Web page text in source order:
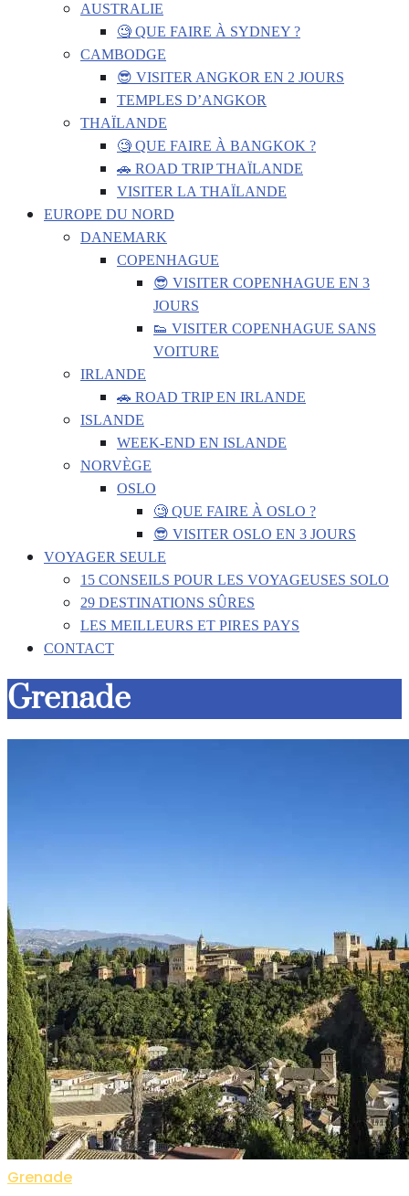
AUSTRALIE
🧐 QUE FAIRE À SYDNEY ?
CAMBODGE
😎 VISITER ANGKOR EN 2 JOURS
TEMPLES D’ANGKOR
THAÏLANDE
🧐 QUE FAIRE À BANGKOK ?
🚗 ROAD TRIP THAÏLANDE
VISITER LA THAÏLANDE
EUROPE DU NORD
DANEMARK
COPENHAGUE
😎 VISITER COPENHAGUE EN 3
JOURS
👟 VISITER COPENHAGUE SANS
VOITURE
IRLANDE
🚗 ROAD TRIP EN IRLANDE
ISLANDE
WEEK-END EN ISLANDE
NORVÈGE
OSLO
🧐 QUE FAIRE À OSLO ?
😎 VISITER OSLO EN 3 JOURS
VOYAGER SEULE
15 CONSEILS POUR LES VOYAGEUSES SOLO
29 DESTINATIONS SÛRES
LES MEILLEURS ET PIRES PAYS
CONTACT
Grenade
Grenade